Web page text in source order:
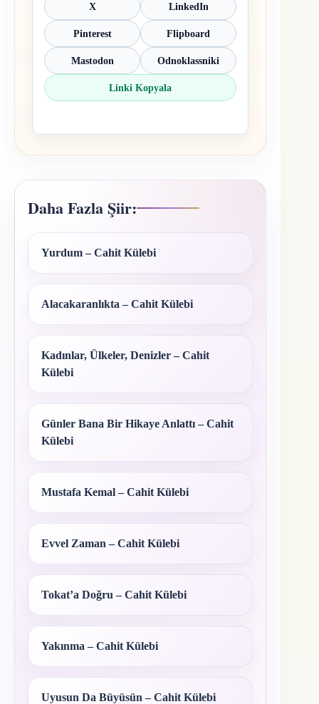
X LinkedIn
Pinterest Flipboard
Mastodon Odnoklassniki
Linki Kopyala
Daha Fazla Şiir:
Yurdum – Cahit Külebi
Alacakaranlıkta – Cahit Külebi
Kadınlar, Ülkeler, Denizler – Cahit
Külebi
Günler Bana Bir Hikaye Anlattı – Cahit
Külebi
Mustafa Kemal – Cahit Külebi
Evvel Zaman – Cahit Külebi
Tokat’a Doğru – Cahit Külebi
Yakınma – Cahit Külebi
Uyusun Da Büyüsün – Cahit Külebi